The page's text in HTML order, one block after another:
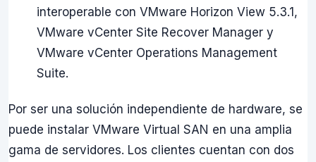
interoperable con VMware Horizon View 5.3.1,
VMware vCenter Site Recover Manager y
VMware vCenter Operations Management
Suite.
Por ser una solución independiente de hardware, se
puede instalar VMware Virtual SAN en una amplia
gama de servidores. Los clientes cuentan con dos